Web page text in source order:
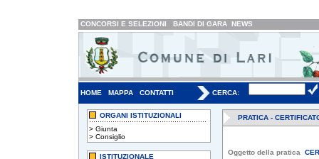
CONCORSI E SELEZIONI BANDI DI GARA NEWS
HOME MAPPA CONTATTI CERCA:
ORGANI ISTITUZIONALI
> Giunta
> Consiglio
ISTITUZIONALE
PRATICA -
Oggetto della pratica